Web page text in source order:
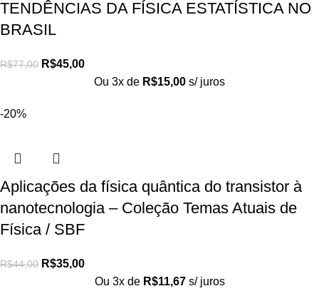
TENDÊNCIAS DA FÍSICA ESTATÍSTICA NO
BRASIL
R$77,00 R$45,00
Ou 3x de R$15,00 s/ juros
-20%
Aplicações da física quântica do transistor à
nanotecnologia – Coleção Temas Atuais de
Física / SBF
R$44,00 R$35,00
Ou 3x de R$11,67 s/ juros